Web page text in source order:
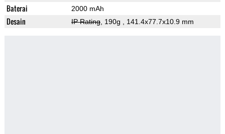
Baterai 2000 mAh
Desain IP Rating, 190g , 141.4x77.7x10.9 mm